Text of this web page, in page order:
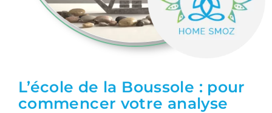
L’école de la Boussole : pour
commencer votre analyse